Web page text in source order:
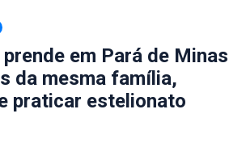
em Pará de Minas
da mesma família,
praticar estelionato